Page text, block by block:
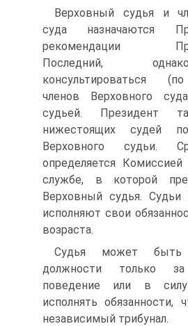
Верховный судья и
суда назначаются
рекомендации
Последний,
консультироваться
членов Верховного
судьей. Президент
нижестоящих судей
Верховного судьи.
определяется
службе, в которой
Верховный судья. Судьи
исполняют свои
возраста.
Судья может быть
должности только за
поведение или в силу
исполнять обязанности,
независимый трибунал.